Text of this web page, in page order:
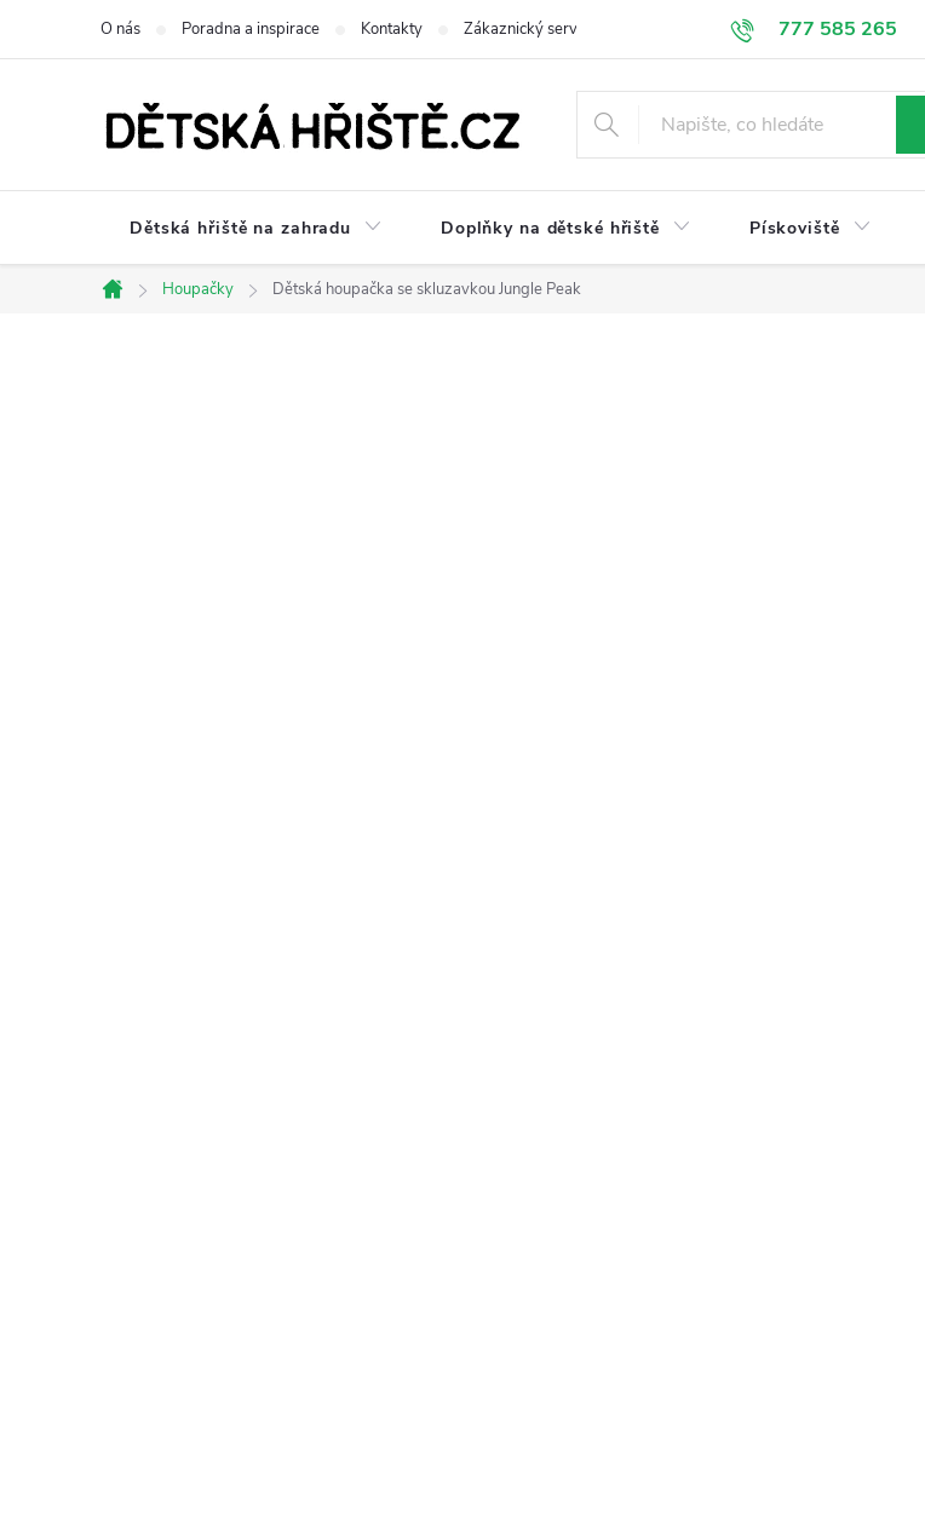
777 585 265
O nás Poradna a inspirace Kontakty Zákaznický servis Doprava a platba Obchodní podmínky
Dětská hřiště na zahradu Doplňky na dětské hřiště Pískoviště
Domů
Houpačky Dětská houpačka se skluzavkou Jungle Peak